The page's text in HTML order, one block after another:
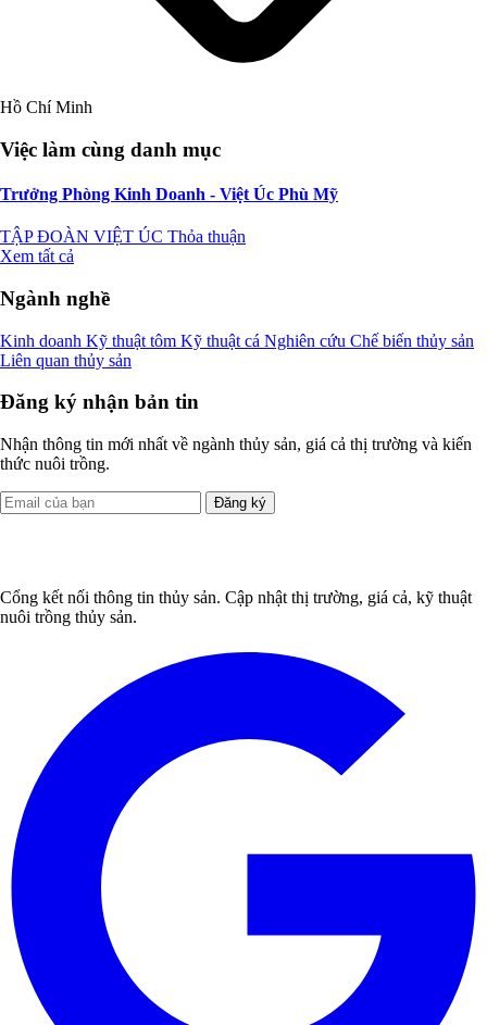
Hồ Chí Minh
Việc làm cùng danh mục
Trưởng Phòng Kinh Doanh - Việt Úc Phù Mỹ
TẬP ĐOÀN VIỆT ÚC Thỏa thuận
Xem tất cả
Ngành nghề
Kinh doanh Kỹ thuật tôm Kỹ thuật cá Nghiên cứu Chế biến thủy sản
Liên quan thủy sản
Đăng ký nhận bản tin
Nhận thông tin mới nhất về ngành thủy sản, giá cả thị trường và kiến
thức nuôi trồng.
Đăng ký
Cổng kết nối thông tin thủy sản. Cập nhật thị trường, giá cả, kỹ thuật
nuôi trồng thủy sản.